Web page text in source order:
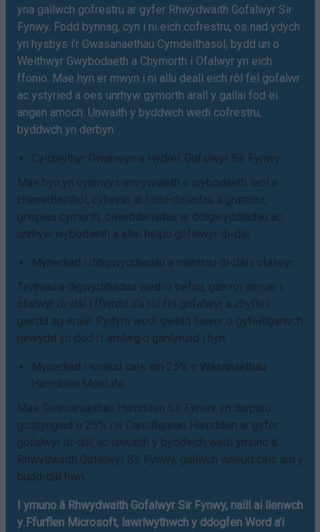
yna gallwch gofrestru ar gyfer Rhwydwaith Gofalwyr Sir
Fynwy. Fodd bynnag, cyn i ni eich cofrestru, os nad ydych
yn hysbys i’r Gwasanaethau Cymdeithasol, bydd un o
Weithwyr Gwybodaeth a Chymorth i Ofalwyr yn eich
ffonio. Mae hyn er mwyn i ni allu deall eich rôl fel gofalwr
ac ystyried a oes unrhyw gymorth arall y gallai fod ei
angen arnoch. Unwaith y byddwch wedi cofrestru,
byddwch yn derbyn:
Cylchlythyr Gwanwyn a Hydref Gofalwyr Sir Fynwy
Mae hyn yn cynnwys amrywiaeth o wybodaeth leol a
chenedlaethol, cyfeirio at fudd-daliadau a grantiau,
grwpiau cymorth, diweddariadau ar ddigwyddiadau ac
unrhyw wybodaeth a allai helpu gofalwyr di-dâl.
Mynediad i ddigwyddiadau a mentrau di-dâl i ofalwyr
Teithiau a digwyddiadau wedi’u trefnu, gan roi amser i
ofalwyr di-dâl i ffwrdd o’u rôl fel gofalwyr a chyfle i
gwrdd ag eraill. Rydym wedi gweld llawer o gyfeillgarwch
newydd yn dod i’r amlwg o ganlyniad i hyn.
Mynediad i wneud cais am 25% o Wasanaethau
Hamdden MonLife
Mae Gwasanaethau Hamdden Sir Fynwy yn darparu
gostyngiad o 25% i’w Canolfannau Hamdden ar gyfer
gofalwyr di-dâl, ac unwaith y byddwch wedi ymuno â
Rhwydwaith Gofalwyr Sir Fynwy, gallwch wneud cais am y
budd-dal hwn.
I ymuno â Rhwydwaith Gofalwyr Sir Fynwy, naill ai llenwch
y Ffurflen Microsoft, lawrlwythwch y ddogfen Word a’i